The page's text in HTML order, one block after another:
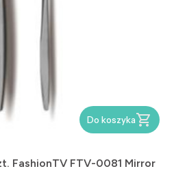
Do koszyka
FashionTV FTV-0081 Mirror